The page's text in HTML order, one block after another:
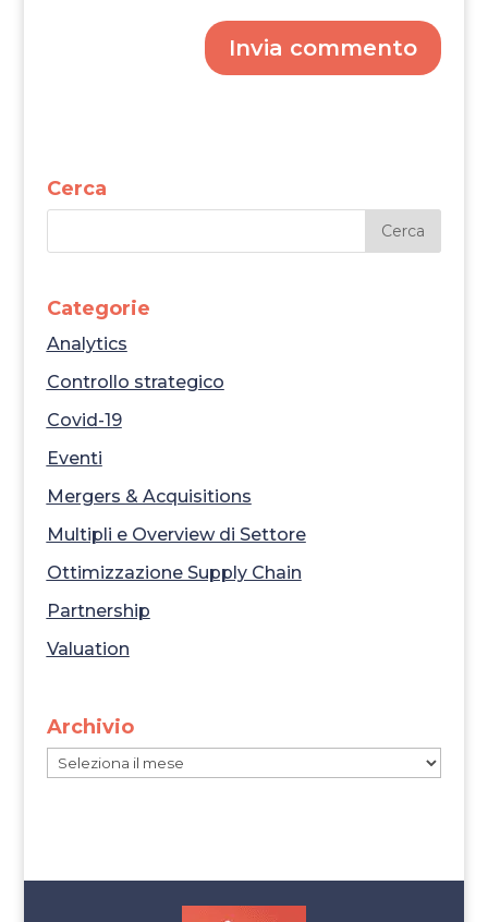
Invia commento
Cerca
Categorie
Analytics
Controllo strategico
Covid-19
Eventi
Mergers & Acquisitions
Multipli e Overview di Settore
Ottimizzazione Supply Chain
Partnership
Valuation
Archivio
Archivio